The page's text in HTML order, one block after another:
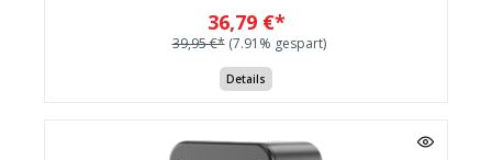
36,79 €*
39,95 €* (7.91% gespart)
Details